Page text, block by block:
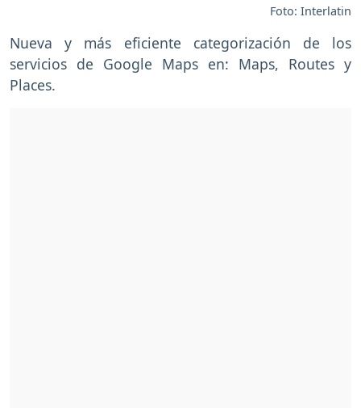
Foto: Interlatin
Nueva y más eficiente categorización de los
servicios de Google Maps en: Maps, Routes y
Places.